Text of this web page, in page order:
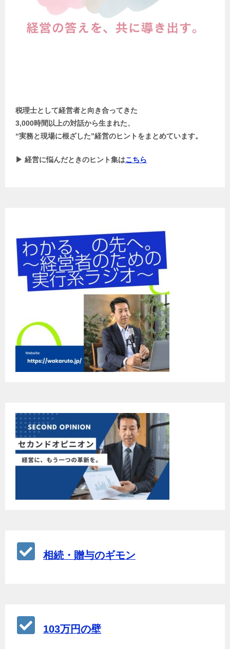
税理士として経営者と向き合ってきた
3,000時間以上の対話から生まれた、
“実務と現場に根ざした”経営のヒントをまとめています。
▶ 経営に悩んだときのヒント集はこちら
相続・贈与のギモン
103万円の壁